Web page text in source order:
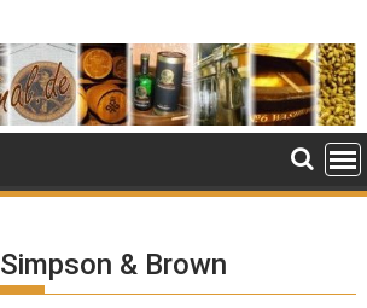
Simpson & Brown